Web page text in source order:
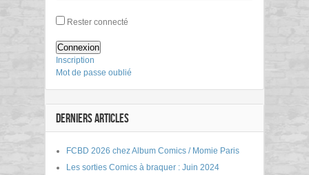
Rester connecté
Connexion
Inscription
Mot de passe oublié
DERNIERS ARTICLES
FCBD 2026 chez Album Comics / Momie Paris
Les sorties Comics à braquer : Juin 2024